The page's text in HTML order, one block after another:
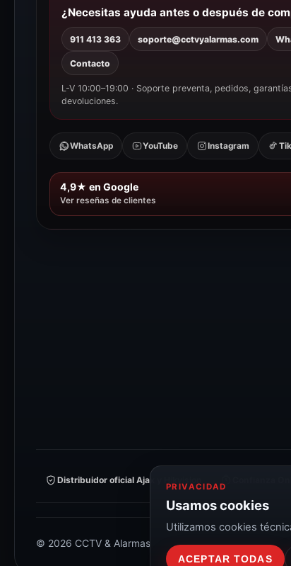
¿Necesitas ayuda antes o después de
911 413 363 soporte@cctvyalarmas.com
Contacto
L-V 10:00–19:00 · Soporte preventa, pedidos,
devoluciones.
WhatsApp YouTube Instagram
4,9★ en Google
Ver reseñas de clientes
Distribuidor oficial Ajax y Hikvision
© 2026 CCTV & Alarmas
PRIVACIDAD
Usamos cookies
Utilizamos cookies
ACEPTAR TODAS